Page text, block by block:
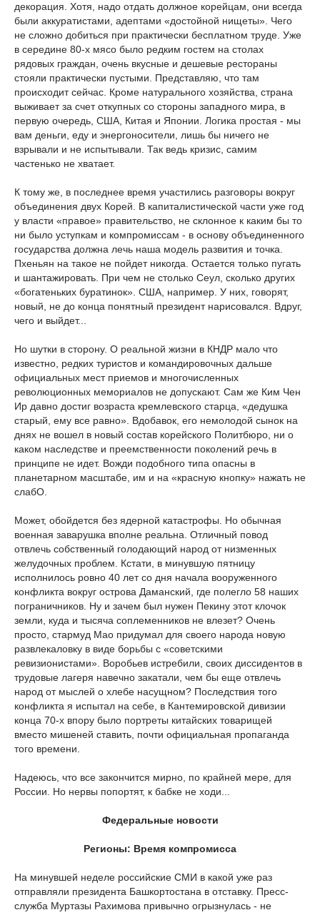
декорация. Хотя, надо отдать должное корейцам, они всегда
были аккуратистами, адептами «достойной нищеты». Чего
не сложно добиться при практически бесплатном труде. Уже
в середине 80-х мясо было редким гостем на столах
рядовых граждан, очень вкусные и дешевые рестораны
стояли практически пустыми. Представляю, что там
происходит сейчас. Кроме натурального хозяйства, страна
выживает за счет откупных со стороны западного мира, в
первую очередь, США, Китая и Японии. Логика простая - мы
вам деньги, еду и энергоносители, лишь бы ничего не
взрывали и не испытывали. Так ведь кризис, самим
частенько не хватает.
К тому же, в последнее время участились разговоры вокруг
объединения двух Корей. В капиталистической части уже год
у власти «правое» правительство, не склонное к каким бы то
ни было уступкам и компромиссам - в основу объединенного
государства должна лечь наша модель развития и точка.
Пхеньян на такое не пойдет никогда. Остается только пугать
и шантажировать. При чем не столько Сеул, сколько других
«богатеньких буратинок». США, например. У них, говорят,
новый, не до конца понятный президент нарисовался. Вдруг,
чего и выйдет...
Но шутки в сторону. О реальной жизни в КНДР мало что
известно, редких туристов и командировочных дальше
официальных мест приемов и многочисленных
революционных мемориалов не допускают. Сам же Ким Чен
Ир давно достиг возраста кремлевского старца, «дедушка
старый, ему все равно». Вдобавок, его немолодой сынок на
днях не вошел в новый состав корейского Политбюро, ни о
каком наследстве и преемственности поколений речь в
принципе не идет. Вожди подобного типа опасны в
планетарном масштабе, им и на «красную кнопку» нажать не
слабО.
Может, обойдется без ядерной катастрофы. Но обычная
военная заварушка вполне реальна. Отличный повод
отвлечь собственный голодающий народ от низменных
желудочных проблем. Кстати, в минувшую пятницу
исполнилось ровно 40 лет со дня начала вооруженного
конфликта вокруг острова Даманский, где полегло 58 наших
пограничников. Ну и зачем был нужен Пекину этот клочок
земли, куда и тысяча соплеменников не влезет? Очень
просто, стармуд Мао придумал для своего народа новую
развлекаловку в виде борьбы с «советскими
ревизионистами». Воробьев истребили, своих диссидентов в
трудовые лагеря навечно закатали, чем бы еще отвлечь
народ от мыслей о хлебе насущном? Последствия того
конфликта я испытал на себе, в Кантемировской дивизии
конца 70-х впору было портреты китайских товарищей
вместо мишеней ставить, почти официальная пропаганда
того времени.
Надеюсь, что все закончится мирно, по крайней мере, для
России. Но нервы попортят, к бабке не ходи...
Федеральные новости
Регионы: Время компромисса
На минувшей неделе российские СМИ в какой уже раз
отправляли президента Башкортостана в отставку. Пресс-
служба Муртазы Рахимова привычно огрызнулась - не